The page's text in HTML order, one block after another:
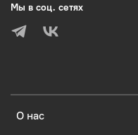
О нас
Мы в соц. сетях